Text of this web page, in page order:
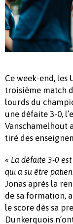
Ce week-end,
troisième match
lourds du
une défaite 3-0,
Vanschamelhout
tiré des
« La défaite 3-0
qui a su être
Jonas après la
de sa formation,
le score dès sa
Dunkerquois